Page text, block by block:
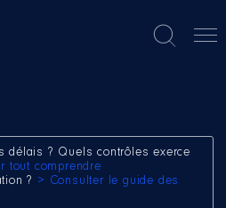
délais ? Quels contrôles exerce
tout comprendre
? > Consulter le guide des